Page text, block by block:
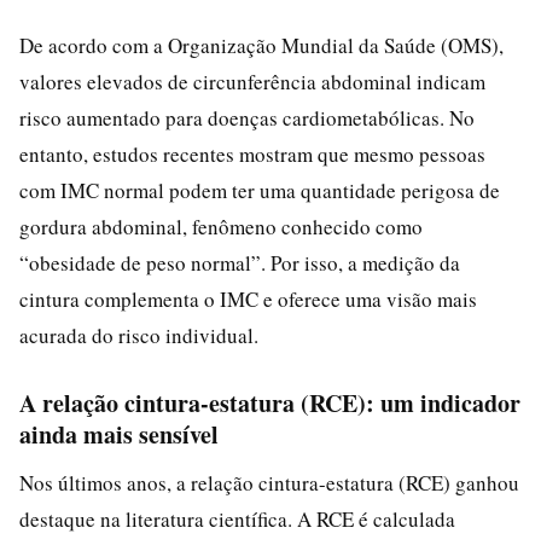
De acordo com a Organização Mundial da Saúde (OMS),
valores elevados de circunferência abdominal indicam
risco aumentado para doenças cardiometabólicas. No
entanto, estudos recentes mostram que mesmo pessoas
com IMC normal podem ter uma quantidade perigosa de
gordura abdominal, fenômeno conhecido como
“obesidade de peso normal”. Por isso, a medição da
cintura complementa o IMC e oferece uma visão mais
acurada do risco individual.
A relação cintura-estatura (RCE): um indicador
ainda mais sensível
Nos últimos anos, a relação cintura-estatura (RCE) ganhou
destaque na literatura científica. A RCE é calculada